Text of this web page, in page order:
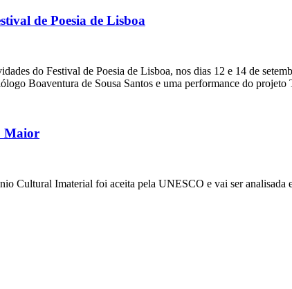
de Poesia de Lisboa
do Festival de Poesia de Lisboa, nos dias 12 e 14 de
Boaventura de Sousa Santos e uma performance do
Maior
Cultural Imaterial foi aceita pela UNESCO e vai ser